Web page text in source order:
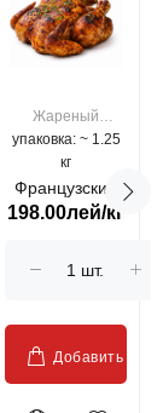
Жареный
цыпленок
упаковка: ~ 1.25
кг
Французский
гриль, кг
198.00лей/кг
Добавить